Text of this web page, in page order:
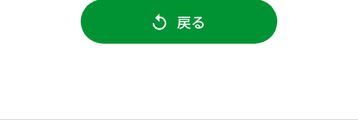
戻る